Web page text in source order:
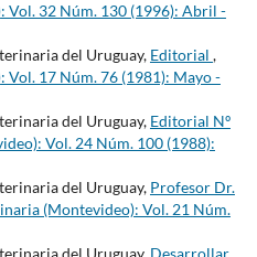
Vol. 32 Núm. 130 (1996): Abril -
del Uruguay, Editorial ,
17 Núm. 76 (1981): Mayo -
del Uruguay, Editorial Nº
Vol. 24 Núm. 100 (1988):
del Uruguay, Profesor Dr.
(Montevideo): Vol. 21 Núm.